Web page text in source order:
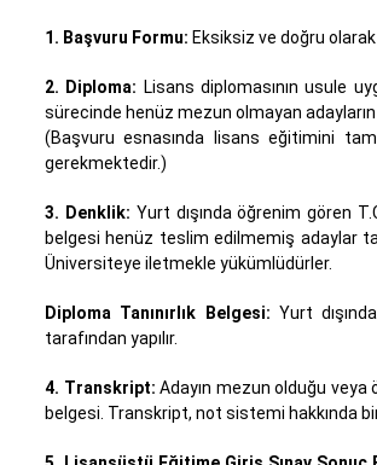
1. Başvuru Formu: Eksiksiz ve doğru
2. Diploma: Lisans diplomasının usule
sürecinde henüz mezun olmayan
(Başvuru esnasında lisans eğitimini
gerekmektedir.)
3. Denklik: Yurt dışında öğrenim gören
belgesi henüz teslim edilmemiş adaylar
Üniversiteye iletmekle yükümlüdürler.
Diploma Tanınırlık Belgesi: Yurt
tarafından yapılır.
4. Transkript: Adayın mezun olduğu
belgesi. Transkript, not sistemi hakkında